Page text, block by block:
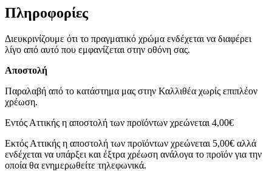
Πληροφορίες
Διευκρινίζουμε ότι το πραγματικό χρώμα ενδέχεται να διαφέρει
λίγο από αυτό που εμφανίζεται στην οθόνη σας.
Αποστολή
Παραλαβή από το κατάστημα μας στην Καλλιθέα χωρίς επιπλέον
χρέωση.
Εντός Αττικής η αποστολή των προϊόντων χρεώνεται 4,00€
Εκτός Αττικής η αποστολή των προϊόντων χρεώνεται 5,00€ αλλά
ενδέχεται να υπάρξει και έξτρα χρέωση ανάλογα το προϊόν για την
οποία θα ενημερωθείτε τηλεφωνικά.